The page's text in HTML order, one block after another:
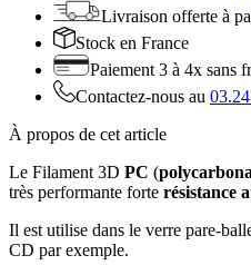
Livraison offerte à
Stock en France
Paiement 3 à 4x sans
Contactez-nous au
À propos de cet article
Le Filament 3D PC (
très performante forte résistance
Il est utilise dans le verre pare-
CD par exemple.